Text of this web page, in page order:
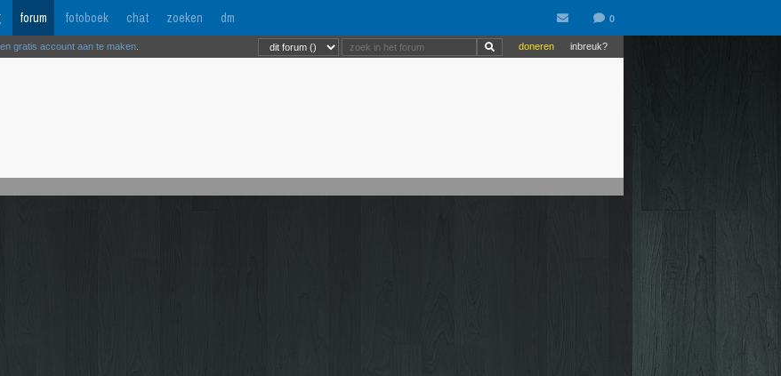
forum fotoboek chat zoeken dm
inbreuk?
doneren
gratis account aan te maken